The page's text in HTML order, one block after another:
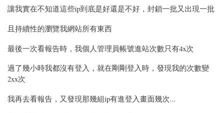
讓我實在不知道這些ip到底是好還是不好，封鎖一批又出現一批
且持續性的瀏覽我網站所有東西
最後一次看報告時，我個人管理員帳號進站次數只有4x次
過了幾小時我都沒有登入，就在剛剛登入時，發現我的次數變
2xx次
我再去看報告，又發現那幾組ip有進登入畫面幾次...